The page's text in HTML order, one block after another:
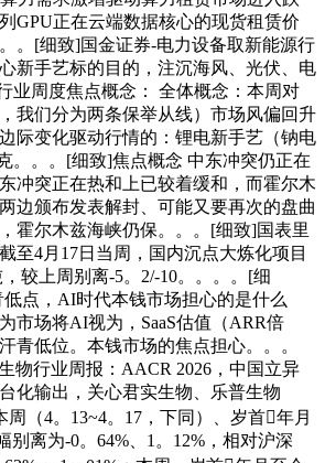
GPU正在云端数据核心的现货租赁价
。[细致]国金证券-电力设备取新能源行
新手艺标的目的，注沉海风、光伏、电
业周度焦点概念： 全体概念：本周对
我们分为两条保举从线）市场风偏回升
际变化驱动行情的：锂电新手艺（钠电
。。。[细致]焦点概念 中东冲突仍正在
冲突正在热和上已较着缓和，而霍尔木
边颁布发表解封、可能又要再次的盘曲
霍尔木兹海峡仍保。。。[细致]国表里
至4月17日当周，国内沉点大炼化项目
较上周别离-5。2/-10。。。。[细
低点，AI时代本钱市场担心的是什么
市场将AI视为，SaaS估值（ARR倍
青低位。本钱市场的焦点担心。。。
物行业周报：AACR 2026，中国立异
化输出，关心君实生物、乐普生物
周（4。13~4。17，下同）、岁首年月
别离为-0。64%、1。12%，相对沪深